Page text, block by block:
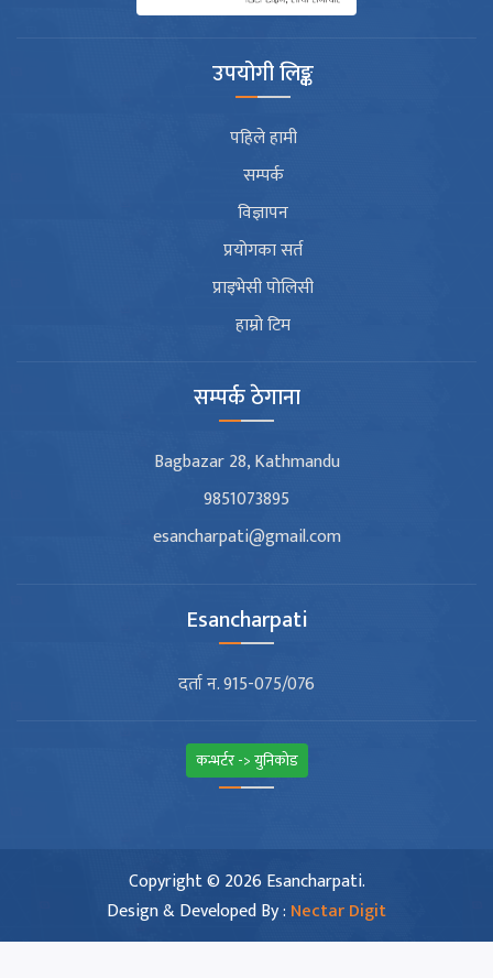
उपयोगी लिङ्क
पहिले हामी
सम्पर्क
विज्ञापन
प्रयोगका सर्त
प्राइभेसी पोलिसी
हाम्रो टिम
सम्पर्क ठेगाना
Bagbazar 28, Kathmandu
9851073895
esancharpati@gmail.com
Esancharpati
दर्ता न. 915-075/076
कन्भर्टर -> युनिकोड
Copyright © 2026 Esancharpati.
Design & Developed By : Nectar Digit